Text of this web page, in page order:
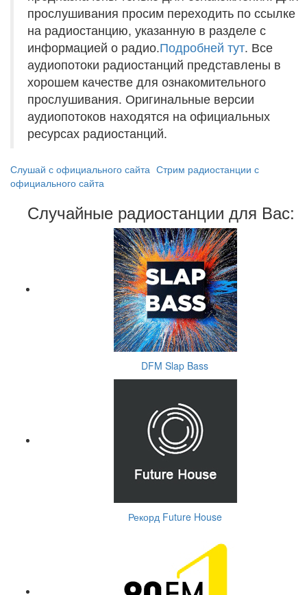
прослушивания просим переходить по ссылке
на радиостанцию, указанную в разделе с
информацией о радио.Подробней тут. Все
аудиопотоки радиостанций представлены в
хорошем качестве для ознакомительного
прослушивания. Оригинальные версии
аудиопотоков находятся на официальных
ресурсах радиостанций.
Слушай с официального сайта Стрим радиостанции с
официального сайта
Случайные радиостанции для Вас:
DFM Slap Bass
Рекорд Future House